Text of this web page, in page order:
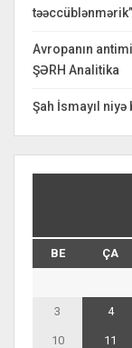
Avropanın
ŞƏRH Analitika
Şah İsmayıl
BE ÇA
3 4
10 11